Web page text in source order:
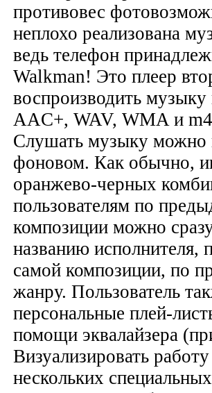
противовес
неплохо реализована
ведь телефон
Walkman! Это плеер
воспроизводить
AAC+, WAV, WMA и
Слушать музыку можно
фоновом. Как обычно,
оранжево-черных
пользователям по
композиции можно
названию исполнителя,
самой композиции, по
жанру. Пользователь
персональные плей-
помощи эквалайзера
Визуализировать
нескольких